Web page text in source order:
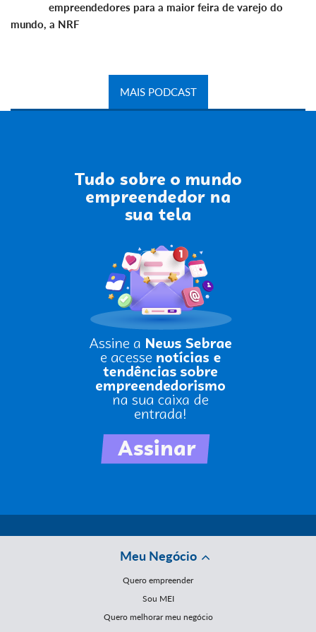
empreendedores para a maior feira de varejo do
mundo, a NRF
MAIS PODCAST
Meu Negócio
Quero empreender
Sou MEI
Quero melhorar meu negócio